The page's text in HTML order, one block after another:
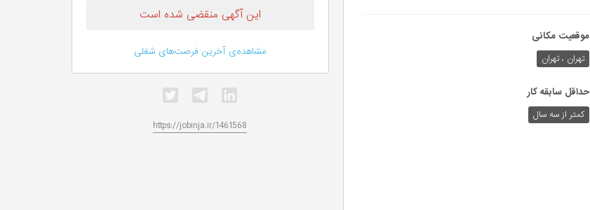
موقعیت مکانی
تهران ، تهران
حداقل سابقه کار
کمتر از سه سال
این آگهی منقضی شده است
مشاهده‌ی آخرین فرصت‌های شغلی
https://jobinja.ir/1461568